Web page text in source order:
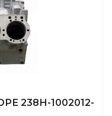
238Н-1002012-